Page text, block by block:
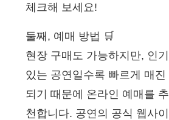
체크해 보세요!
둘째, 예매 방법 🛒
현장 구매도 가능하지만, 인기
있는 공연일수록 빠르게 매진
되기 때문에 온라인 예매를 추
천합니다. 공연의 공식 웹사이